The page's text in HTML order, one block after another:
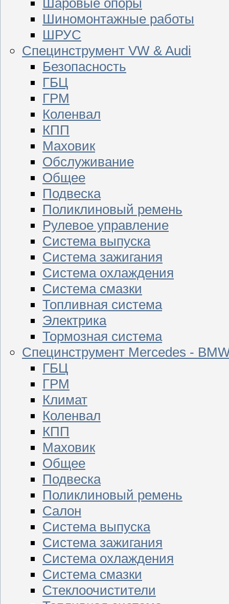
Шиномонтажные работы
ШРУС
Специнструмент VW & Audi
Безопасность
ГБЦ
ГРМ
Коленвал
КПП
Маховик
Обслуживание
Общее
Подвеска
Поликлиновый ремень
Рулевое управление
Система выпуска
Система зажигания
Система охлаждения
Система смазки
Топливная система
Электрика
Тормозная система
Специнструмент Mercedes -
ГБЦ
ГРМ
Климат
Коленвал
КПП
Маховик
Общее
Подвеска
Поликлиновый ремень
Салон
Система выпуска
Система зажигания
Система охлаждения
Система смазки
Стеклоочистители